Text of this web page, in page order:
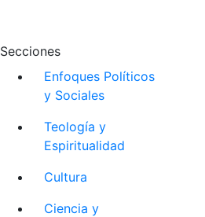
Secciones
Enfoques Políticos
y Sociales
Teología y
Espiritualidad
Cultura
Ciencia y